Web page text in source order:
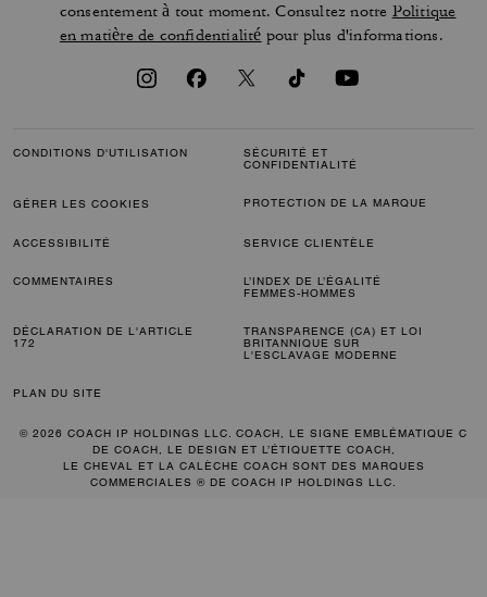
consentement à tout moment. Consultez notre Politique
en matière de confidentialité pour plus d'informations.
CONDITIONS D'UTILISATION
SÉCURITÉ ET
CONFIDENTIALITÉ
GÉRER LES COOKIES PROTECTION DE LA MARQUE
ACCESSIBILITÉ SERVICE CLIENTÈLE
COMMENTAIRES
L’INDEX DE L’ÉGALITÉ
FEMMES-HOMMES
DÉCLARATION DE L'ARTICLE
172
TRANSPARENCE (CA) ET LOI
BRITANNIQUE SUR
L'ESCLAVAGE MODERNE
PLAN DU SITE
© 2026 COACH IP HOLDINGS LLC. COACH, LE SIGNE EMBLÉMATIQUE C
DE COACH, LE DESIGN ET L’ÉTIQUETTE COACH,
LE CHEVAL ET LA CALÈCHE COACH SONT DES MARQUES
COMMERCIALES ® DE COACH IP HOLDINGS LLC.